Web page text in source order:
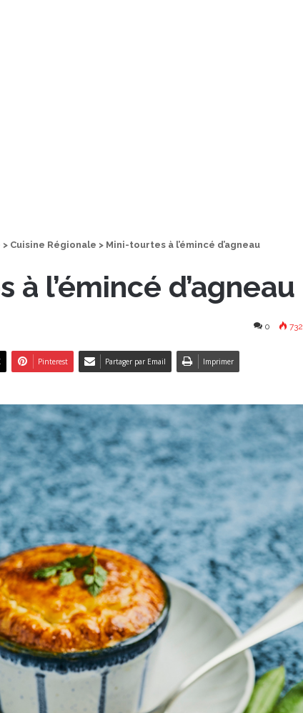
> Cuisine Régionale > Mini-tourtes à l’émincé d’agneau
à l’émincé d’agneau
0 732
Pinterest Partager par Email Imprimer